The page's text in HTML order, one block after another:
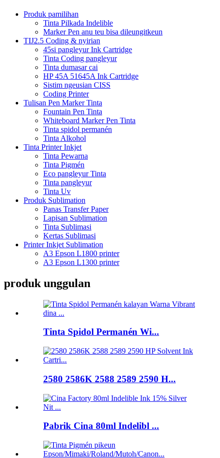
Produk pamilihan
Tinta Pilkada Indelible
Marker Pen anu teu bisa dileungitkeun
TIJ2.5 Coding & nyirian
45si pangleyur Ink Cartridge
Tinta Coding pangleyur
Tinta dumasar cai
HP 45A 51645A Ink Cartridge
Sistim ngeusian CISS
Coding Printer
Tulisan Pen Marker Tinta
Fountain Pen Tinta
Whiteboard Marker Pen Tinta
Tinta spidol permanén
Tinta Alkohol
Tinta Printer Inkjet
Tinta Pewarna
Tinta Pigmén
Eco pangleyur Tinta
Tinta pangleyur
Tinta Uv
Produk Sublimation
Panas Transfer Paper
Lapisan Sublimation
Tinta Sublimasi
Kertas Sublimasi
Printer Inkjet Sublimation
A3 Epson L1800 printer
A3 Epson L1300 printer
produk unggulan
Tinta Spidol Permanén Wi...
2580 2586K 2588 2589 2590 H...
Pabrik Cina 80ml Indelibl ...